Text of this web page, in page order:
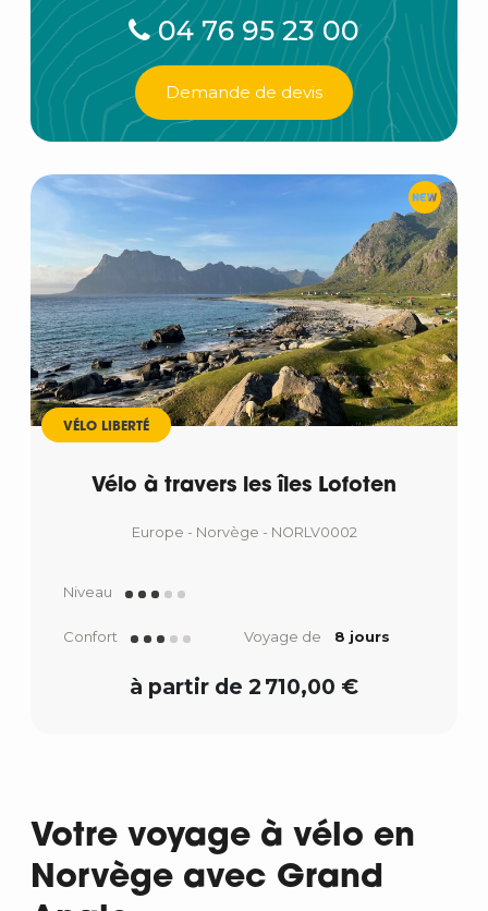
04 76 95 23 00
Demande de devis
VÉLO LIBERTÉ
Vélo à travers les îles Lofoten
Europe - Norvège - NORLV0002
Niveau
Confort Voyage de 8 jours
à partir de 2 710,00 €
Votre voyage à vélo en
Norvège avec Grand